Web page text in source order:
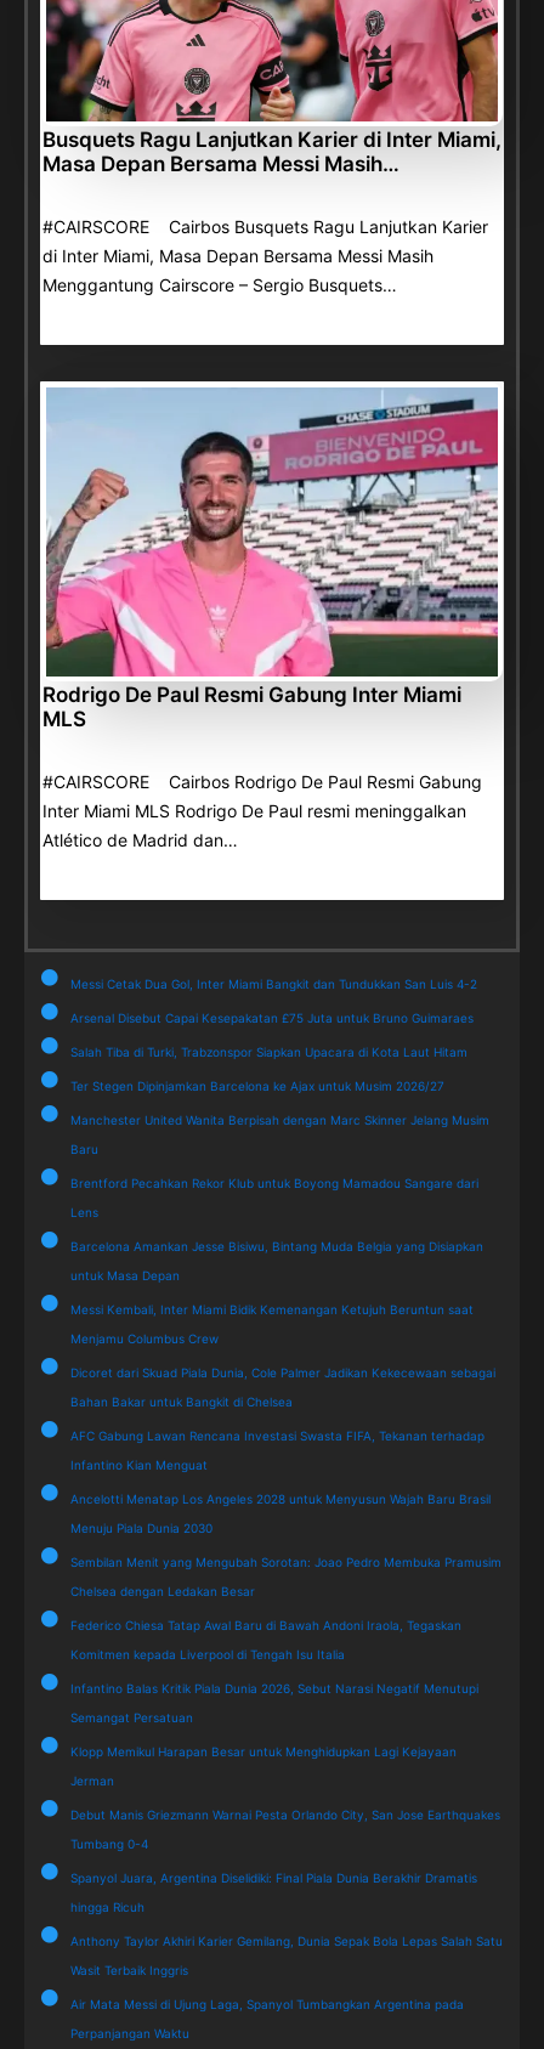
Busquets Ragu Lanjutkan Karier di Inter Miami,
Masa Depan Bersama Messi Masih…
#CAIRSCORE Cairbos Busquets Ragu Lanjutkan Karier
di Inter Miami, Masa Depan Bersama Messi Masih
Menggantung Cairscore – Sergio Busquets…
Rodrigo De Paul Resmi Gabung Inter Miami
MLS
#CAIRSCORE Cairbos Rodrigo De Paul Resmi Gabung
Inter Miami MLS Rodrigo De Paul resmi meninggalkan
Atlético de Madrid dan…
Messi Cetak Dua Gol, Inter Miami Bangkit dan Tundukkan San Luis 4-2
Arsenal Disebut Capai Kesepakatan £75 Juta untuk Bruno Guimaraes
Salah Tiba di Turki, Trabzonspor Siapkan Upacara di Kota Laut Hitam
Ter Stegen Dipinjamkan Barcelona ke Ajax untuk Musim 2026/27
Manchester United Wanita Berpisah dengan Marc Skinner Jelang Musim
Baru
Brentford Pecahkan Rekor Klub untuk Boyong Mamadou Sangare dari
Lens
Barcelona Amankan Jesse Bisiwu, Bintang Muda Belgia yang Disiapkan
untuk Masa Depan
Messi Kembali, Inter Miami Bidik Kemenangan Ketujuh Beruntun saat
Menjamu Columbus Crew
Dicoret dari Skuad Piala Dunia, Cole Palmer Jadikan Kekecewaan sebagai
Bahan Bakar untuk Bangkit di Chelsea
AFC Gabung Lawan Rencana Investasi Swasta FIFA, Tekanan terhadap
Infantino Kian Menguat
Ancelotti Menatap Los Angeles 2028 untuk Menyusun Wajah Baru Brasil
Menuju Piala Dunia 2030
Sembilan Menit yang Mengubah Sorotan: Joao Pedro Membuka Pramusim
Chelsea dengan Ledakan Besar
Federico Chiesa Tatap Awal Baru di Bawah Andoni Iraola, Tegaskan
Komitmen kepada Liverpool di Tengah Isu Italia
Infantino Balas Kritik Piala Dunia 2026, Sebut Narasi Negatif Menutupi
Semangat Persatuan
Klopp Memikul Harapan Besar untuk Menghidupkan Lagi Kejayaan
Jerman
Debut Manis Griezmann Warnai Pesta Orlando City, San Jose Earthquakes
Tumbang 0-4
Spanyol Juara, Argentina Diselidiki: Final Piala Dunia Berakhir Dramatis
hingga Ricuh
Anthony Taylor Akhiri Karier Gemilang, Dunia Sepak Bola Lepas Salah Satu
Wasit Terbaik Inggris
Air Mata Messi di Ujung Laga, Spanyol Tumbangkan Argentina pada
Perpanjangan Waktu